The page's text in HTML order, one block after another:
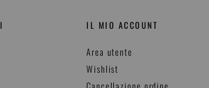
IL MIO ACCOUNT
Area utente
Wishlist